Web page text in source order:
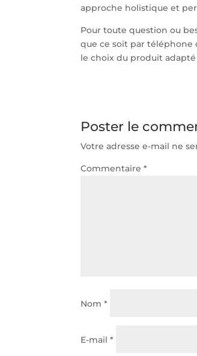
approche holistique et
Pour toute question ou
que ce soit par téléphone
le choix du produit
Poster le
Votre adresse e-mail ne
Commentaire*
Nom*
E-mail*